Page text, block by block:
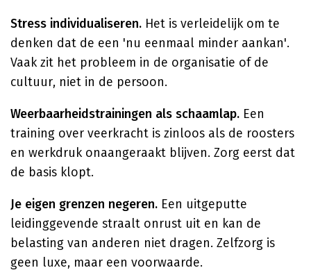
Stress individualiseren. Het is verleidelijk om te
denken dat de een 'nu eenmaal minder aankan'.
Vaak zit het probleem in de organisatie of de
cultuur, niet in de persoon.
Weerbaarheidstrainingen als schaamlap. Een
training over veerkracht is zinloos als de roosters
en werkdruk onaangeraakt blijven. Zorg eerst dat
de basis klopt.
Je eigen grenzen negeren. Een uitgeputte
leidinggevende straalt onrust uit en kan de
belasting van anderen niet dragen. Zelfzorg is
geen luxe, maar een voorwaarde.